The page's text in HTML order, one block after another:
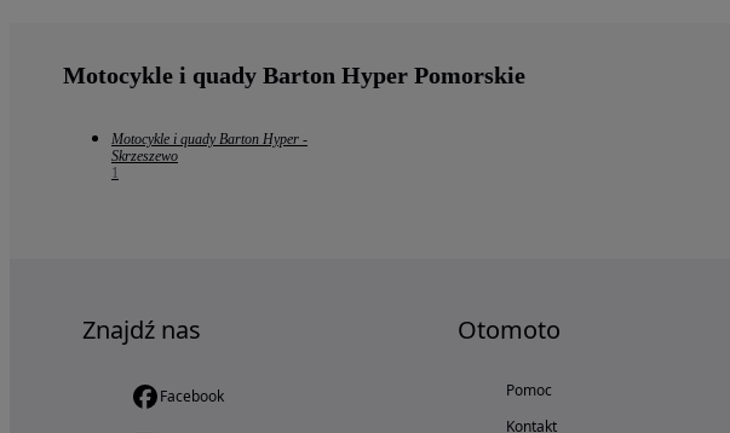
Motocykle i quady Barton Hyper Pomorskie
Motocykle i quady Barton Hyper -
Skrzeszewo
1
Znajdź nas
Facebook
Otomoto
Pomoc
Kontakt